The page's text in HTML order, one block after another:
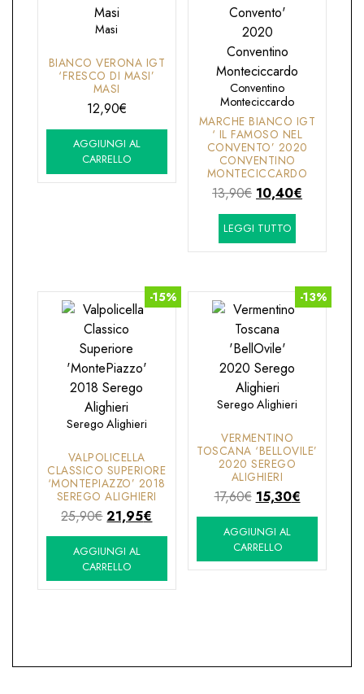
Masi
BIANCO VERONA IGT
‘FRESCO DI MASI’
MASI
12,90€
AGGIUNGI AL
CARRELLO
Conventino
Monteciccardo
MARCHE BIANCO IGT
‘ IL FAMOSO NEL
CONVENTO’ 2020
CONVENTINO
MONTECICCARDO
13,90€ Il
prezzo
originale
era:
10,40€
è:
LEGGI TUTTO
-15%
Serego Alighieri
VALPOLICELLA
CLASSICO SUPERIORE
‘MONTEPIAZZO’ 2018
SEREGO ALIGHIERI
25,90€Il
prezzo
originale
era:
25,90€.
21,95€
prezzo
21,95€.
AGGIUNGI AL
CARRELLO
-13%
Serego Alighieri
VERMENTINO
TOSCANA ‘BELLOVILE’
2020 SEREGO
ALIGHIERI
17,60€ Il
prezzo
originale
era:
17,60€.
15,30€Il
prezzo
15,30€.
AGGIUNGI AL
CARRELLO